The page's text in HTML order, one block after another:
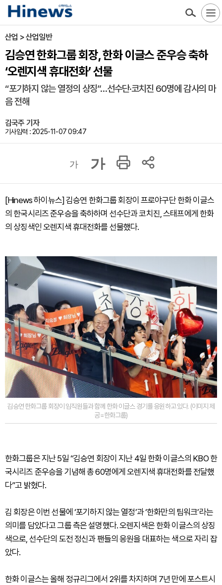
산업 > 산업일반
김승연 한화그룹 회장, 한화 이글스 준우승 축하
‘오렌지색 휴대전화’ 선물
“포기하지 않는 열정의 상징”…선수단·코치진 60명에 감사의 마
음 전해
김국주 기자
기사입력 : 2025-11-07 09:47
가 가
[Hinews 하이뉴스] 김승연 한화그룹 회장이 프로야구단 한화 이글스
의 한국시리즈 준우승을 축하하며 선수단과 코치진, 스태프에게 한화
의 상징색인 오렌지색 휴대전화를 선물했다.
김승연 한화그룹 회장이 임직원들과 함께 한화 이글스 경기를 응원하고 있다. (이미지 제
공=한화그룹)
한화그룹은 지난 5일 “김승연 회장이 지난 4일 한화 이글스의 KBO 한
국시리즈 준우승을 기념해 총 60명에게 오렌지색 휴대전화를 전달했
다”고 밝혔다.
김 회장은 이번 선물에 ‘포기하지 않는 열정’과 ‘한화만의 팀워크’라는
의미를 담았다고 그룹 측은 설명했다. 오렌지색은 한화 이글스의 상징
색으로, 선수단의 도전 정신과 팬들의 응원을 대표하는 색으로 자리 잡
았다.
한화 이글스는 올해 정규리그에서 2위를 차지하며 7년 만에 포스트시